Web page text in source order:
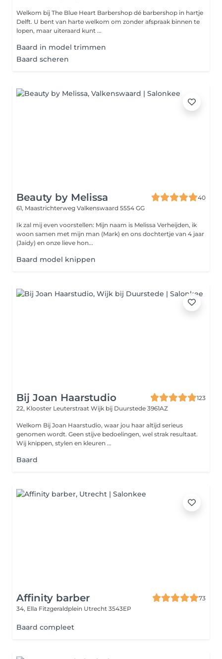
Welkom bij The Blue Heart Barbershop dé barbershop in hartje
Delft. U bent van harte welkom om zonder afspraak binnen te
lopen, maar uiteraard kunt ...
Baard in model trimmen
Baard scheren
Beauty by Melissa
40
61, Maastrichterweg Valkenswaard 5554 GG
Ik zal mij even voorstellen: Mijn naam is Melissa Verheijden, ik
woon samen met mijn man (Mark) en ons dochtertje van 4 jaar
(Jaidy) en onze lieve hon...
Baard model knippen
Bij Joan Haarstudio
123
22, Klooster Leuterstraat Wijk bij Duurstede 3961AZ
Welkom Bij Joan Haarstudio, waar jou haar altijd serieus
genomen wordt. Geen stijve bedoelingen, wel strak resultaat.
Wij knippen, stylen en kleuren ...
Baard
Affinity barber
73
34, Ella Fitzgeraldplein Utrecht 3543EP
Baard compleet